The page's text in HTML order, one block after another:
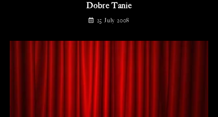
Dobre Tanie
25 July 2008